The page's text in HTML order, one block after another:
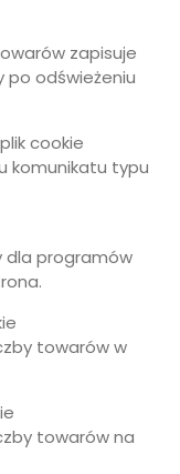
zapisuje
po odświeżeniu
cookie
komunikatu typu
dla programów
towarów w
towarów na